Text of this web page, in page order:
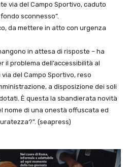
via del Campo Sportivo, caduto
sconnesso”.
da mettere in atto con urgenza
in attesa di risposte – ha
il problema dell’accessibilità al
del Campo Sportivo, reso
a disposizione dei soli
È questa la sbandierata novità
nome di una onestà offuscata ed
(seapress)